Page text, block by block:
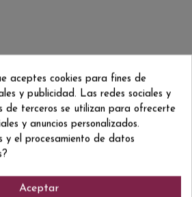
aceptes cookies para fines de
y publicidad. Las redes sociales y
de terceros se utilizan para ofrecerte
y anuncios personalizados.
y el procesamiento de datos
Aceptar